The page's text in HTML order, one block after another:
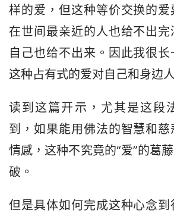
样的爱，但这种等价交换的
在世间最亲近的人也给不出
自己也给不出来。因此我很
这种占有式的爱对自己和身边
读到这篇开示，尤其是这段
到，如果能用佛法的智慧和
情感，这种不究竟的“爱”的葛
破。
但是具体如何完成这种心念